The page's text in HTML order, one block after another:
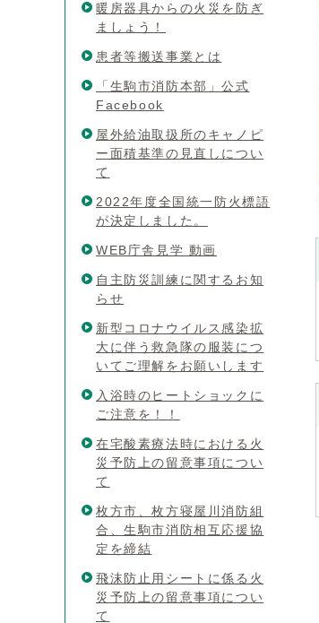
暖房器具からの火災を防ぎ
ましょう！
患者等搬送事業とは
「生駒市消防本部」公式
Facebook
屋外給油取扱所のキャノピ
ー面積基準の見直しについ
て
2022年度全国統一防火標語
が決定しました。
WEB庁舎見学 動画
自主防災訓練に関するお知
らせ
新型コロナウイルス感染拡
大に伴う救急隊の服装につ
いてご理解をお願いします
入浴時のヒートショックに
ご注意を！！
在宅酸素療法時における火
災予防上の留意事項につい
て
枚方市、枚方寝屋川消防組
合、生駒市消防相互応援協
定を締結
飛沫防止用シートに係る火
災予防上の留意事項につい
て